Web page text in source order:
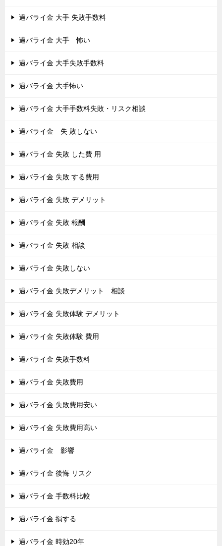
過バライ金 大手 失敗手数料
過バライ金 大手 怖い
過バライ金 大手失敗手数料
過バライ金 大手怖い
過バライ金 大手手数料失敗・リスク相談
過バライ金 失 敗しない
過バライ金 失敗 した費 用
過バライ金 失敗 する費用
過バライ金 失敗 デメリット
過バライ金 失敗 報酬
過バライ金 失敗 相談
過バライ金 失敗しない
過バライ金 失敗デメリット 相談
過バライ金 失敗体験 デメリット
過バライ金 失敗体験 費用
過バライ金 失敗手数料
過バライ金 失敗費用
過バライ金 失敗費用安い
過バライ金 失敗費用高い
過バライ金 影響
過バライ金 後悔 リスク
過バライ金 手数料比較
過バライ金 損する
過バライ金 時効20年